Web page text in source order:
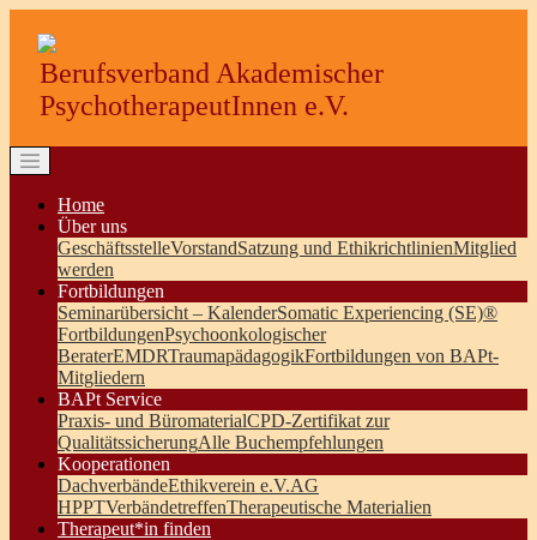
Berufsverband Akademischer
PsychotherapeutInnen e.V.
Home
Über uns
GeschäftsstelleVorstandSatzung und EthikrichtlinienMitglied
werden
Fortbildungen
Seminarübersicht – KalenderSomatic Experiencing (SE)®
FortbildungenPsychoonkologischer
BeraterEMDRTraumapädagogikFortbildungen von BAPt-
Mitgliedern
BAPt Service
Praxis- und BüromaterialCPD-Zertifikat zur
QualitätssicherungAlle Buchempfehlungen
Kooperationen
DachverbändeEthikverein e.V.AG
HPPTVerbändetreffenTherapeutische Materialien
Therapeut*in finden